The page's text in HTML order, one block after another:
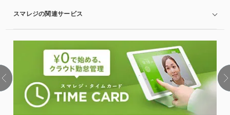
スマレジの関連サービス